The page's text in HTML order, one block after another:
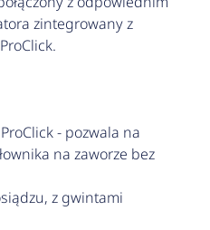
zintegrowany z
- pozwala na
na zaworze bez
z gwintami